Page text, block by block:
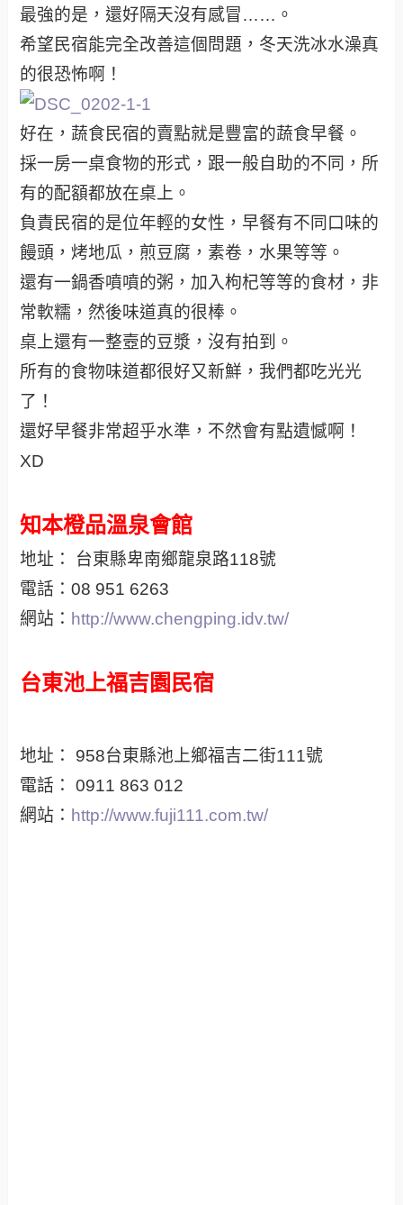
最強的是，還好隔天沒有感冒……。
希望民宿能完全改善這個問題，冬天洗冰水澡真
的很恐怖啊！
好在，蔬食民宿的賣點就是豐富的蔬食早餐。
採一房一桌食物的形式，跟一般自助的不同，所
有的配額都放在桌上。
負責民宿的是位年輕的女性，早餐有不同口味的
饅頭，烤地瓜，煎豆腐，素卷，水果等等。
還有一鍋香噴噴的粥，加入枸杞等等的食材，非
常軟糯，然後味道真的很棒。
桌上還有一整壼的豆漿，沒有拍到。
所有的食物味道都很好又新鮮，我們都吃光光
了！
還好早餐非常超乎水準，不然會有點遺憾啊！
XD
知本橙品溫泉會館
地址： 台東縣卑南鄉龍泉路118號
電話：08 951 6263
網站： http://www.chengping.idv.tw/
台東池上福吉園民宿
地址： 958台東縣池上鄉福吉二街111號
電話：0911 863 012
網站： http://www.fuji111.com.tw/